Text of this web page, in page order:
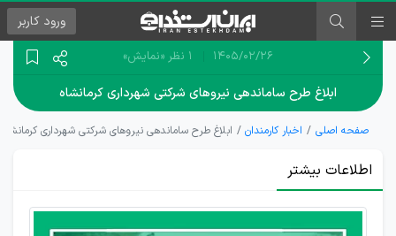
ورود کاربر
۱۴۰۵/۰۲/۲۶ 1 نظر «نمایش»
ابلاغ طرح ساماندهی نیروهای شرکتی شهرداری کرمانشاه
صفحه اصلی اخبار کارمندان ابلاغ طرح ساماندهی نیروهای شرکتی شهرداری کرمانشاه
اطلاعات بیشتر
پایان